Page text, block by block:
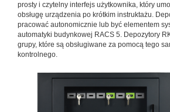
prosty i czytelny interfejs użytkownika, który
obsługę urządzenia po krótkim instruktażu.
pracować autonomicznie lub być elementem
automatyki budynkowej RACS 5. Depozytory
grupy, które są obsługiwane za pomocą tego
kontrolnego.